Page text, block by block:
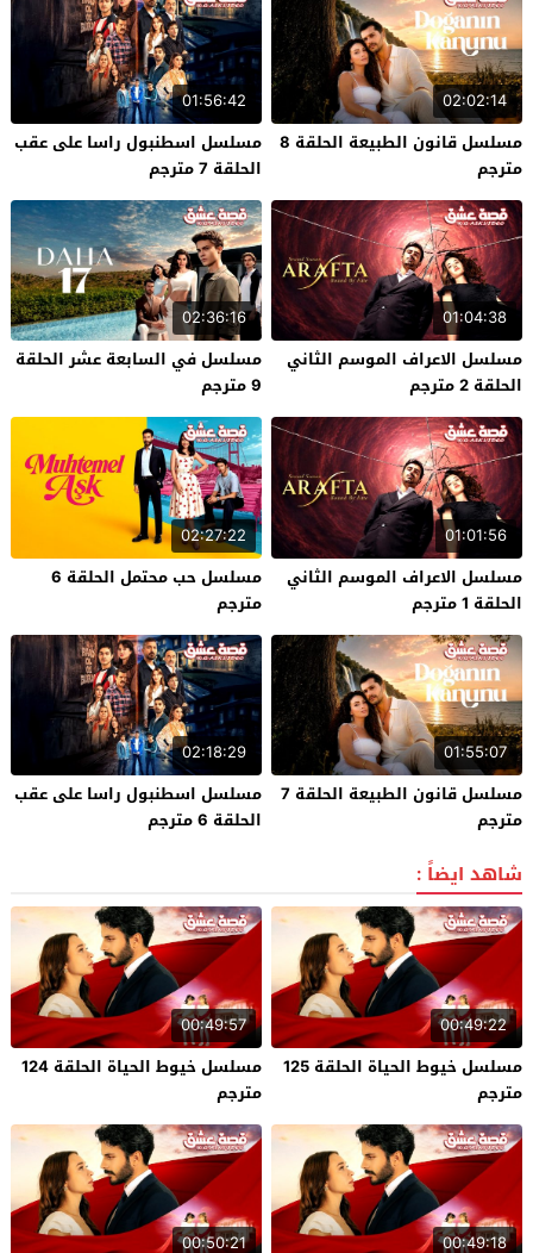
02:02:14
مسلسل قانون الطبيعة الحلقة 8
مترجم
01:56:42
مسلسل اسطنبول راسا على عقب
الحلقة 7 مترجم
01:04:38
مسلسل الاعراف الموسم الثاني
الحلقة 2 مترجم
02:36:16
مسلسل في السابعة عشر الحلقة
9 مترجم
01:01:56
مسلسل الاعراف الموسم الثاني
الحلقة 1 مترجم
02:27:22
مسلسل حب محتمل الحلقة 6
مترجم
01:55:07
مسلسل قانون الطبيعة الحلقة 7
مترجم
02:18:29
مسلسل اسطنبول راسا على عقب
الحلقة 6 مترجم
شاهد ايضاً :
00:49:22
مسلسل خيوط الحياة الحلقة 125
مترجم
00:49:57
مسلسل خيوط الحياة الحلقة 124
مترجم
00:49:18
00:50:21